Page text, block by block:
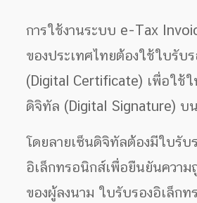
การใช้งานระบบ e-Tax
ของประเทศไทยต้องใช้ใบรับ
(Digital Certificate) เพื่อใช้ใ
ดิจิทัล (Digital Signature) บ
โดยลายเซ็นดิจิทัลต้องมีใบรับ
อิเล็กทรอนิกส์เพื่อยืนยันความ
ของผู้ลงนาม ใบรับรองอิเล็ก